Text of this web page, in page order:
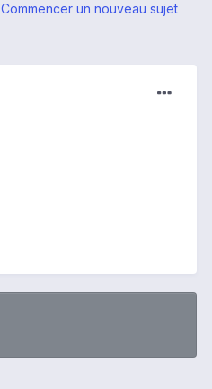
Commencer un nouveau sujet